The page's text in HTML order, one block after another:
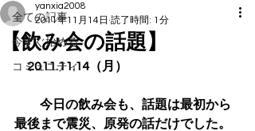
全ての記事
今すぐ始める
コミュニティ
【飲み会の話題】
yanxia2008
2011年11月14日 読了時間: 1分
2011.11.14（月）
今日の飲み会も、話題は最初から
最後まで震災、原発の話だけでした。